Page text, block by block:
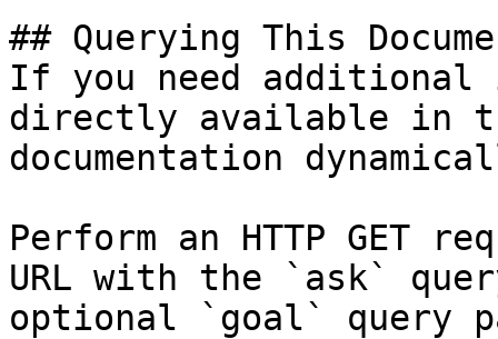
## Querying This
If you need
directly available in
documentation
Perform an HTTP GET
URL with the `ask`
optional `goal` query